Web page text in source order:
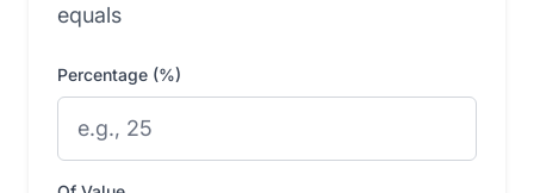
equals
Percentage (%)